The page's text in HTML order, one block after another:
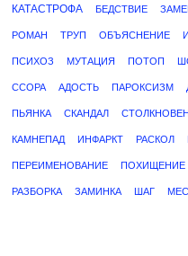
КАТАСТРОФА БЕДСТВИЕ
РОМАН ТРУП ОБЪЯСНЕНИЕ
ПСИХОЗ МУТАЦИЯ ПОТОП
ССОРА АДОСТЬ ПАРОКСИЗМ
ПЬЯНКА СКАНДАЛ
КАМНЕПАД ИНФАРКТ РАСКОЛ
ПЕРЕИМЕНОВАНИЕ ПОХИЩЕНИЕ
РАЗБОРКА ЗАМИНКА ШАГ